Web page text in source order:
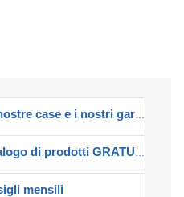
case e i nostri garage!
di prodotti GRATUITO!
mensili